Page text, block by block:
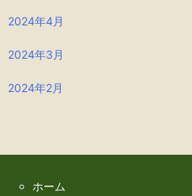
2024年4月
2024年3月
2024年2月
ホーム